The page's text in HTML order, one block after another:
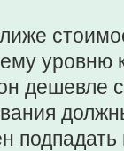
уровню
дешевле
подпадать